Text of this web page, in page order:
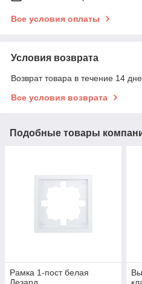
Все условия оплаты
Условия возврата
Возврат товара в течение 14
Все условия возврата
Подобные товары
Рамка 1-пост белая